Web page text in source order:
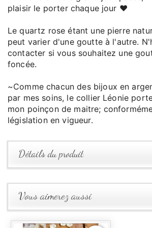
plaisir le porter chaque jour ♥
Le quartz rose étant une pierre
peut varier d'une goutte à l'autre.
contacter si vous souhaitez une
foncée.
~Comme chacun des bijoux en
par mes soins, le collier Léonie
mon poinçon de maitre;
législation en vigueur.
Détails du produit
Vous aimerez aussi